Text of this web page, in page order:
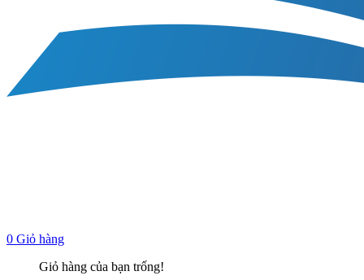
0 Giỏ hàng
Giỏ hàng của bạn trống!